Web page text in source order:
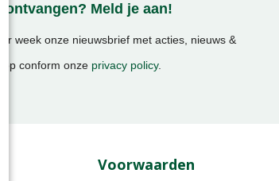
Meld je aan!
week onze nieuwsbrief met acties, nieuws &
conform onze privacy policy.
Voorwaarden